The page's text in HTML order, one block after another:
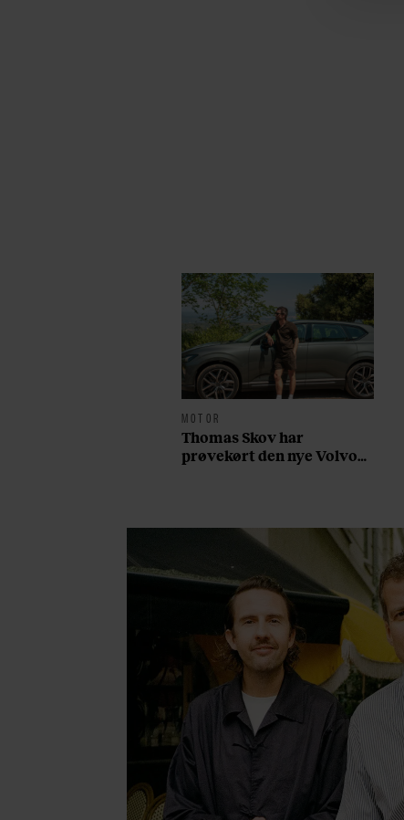
MOTOR
Thomas Skov har
prøvekørt den nye Volvo